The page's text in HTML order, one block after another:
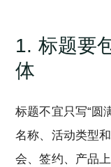
1. 标题要
体
标题不宜只写“圆
名称、活动类型
会、签约、产品